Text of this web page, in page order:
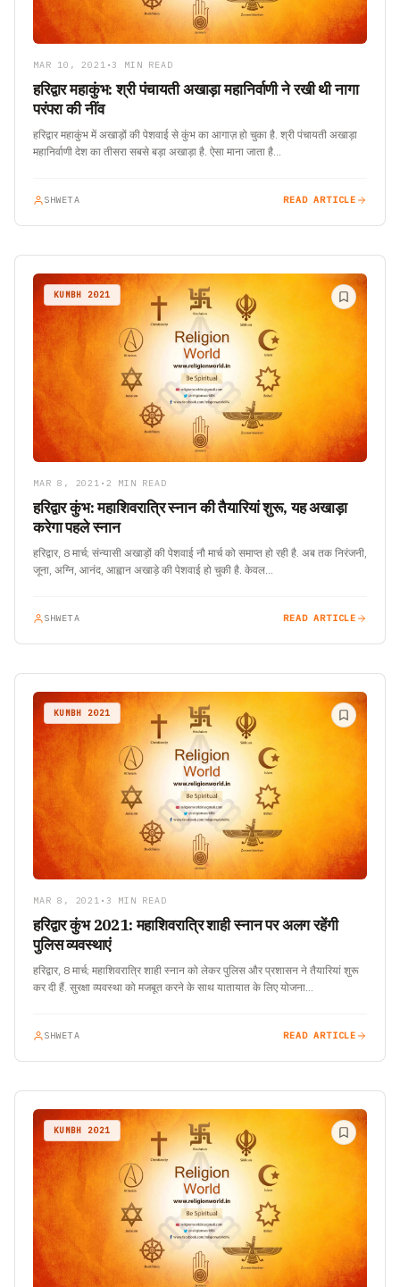
MAR 10, 2021 • 3 MIN READ
हरिद्वार महाकुंभ: श्री पंचायती अखाड़ा महानिर्वाणी ने रखी थी नागा
परंपरा की नींव
हरिद्वार महाकुंभ में अखाड़ों की पेशवाई से कुंभ का आगाज़ हो चुका है. श्री पंचायती अखाड़ा
महानिर्वाणी देश का तीसरा सबसे बड़ा अखाड़ा है. ऐसा माना जाता है…
SHWETA READ ARTICLE
KUMBH 2021
MAR 8, 2021 • 2 MIN READ
हरिद्वार कुंभ: महाशिवरात्रि स्नान की तैयारियां शुरू, यह अखाड़ा
करेगा पहले स्नान
हरिद्वार, 8 मार्च; संन्यासी अखाड़ों की पेशवाई नौ मार्च को समाप्त हो रही है. अब तक निरंजनी,
जूना, अग्नि, आनंद, आह्वान अखाड़े की पेशवाई हो चुकी है. केवल…
SHWETA READ ARTICLE
KUMBH 2021
MAR 8, 2021 • 3 MIN READ
हरिद्वार कुंभ 2021: महाशिवरात्रि शाही स्नान पर अलग रहेंगी
पुलिस व्यवस्थाएं
हरिद्वार, 8 मार्च; महाशिवरात्रि शाही स्नान को लेकर पुलिस और प्रशासन ने तैयारियां शुरू
कर दी हैं. सुरक्षा व्यवस्था को मजबूत करने के साथ यातायात के लिए योजना…
SHWETA READ ARTICLE
KUMBH 2021